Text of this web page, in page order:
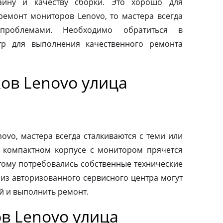
мониторов Lenovo, то мастера всегда
Необходимо обратиться в
для выполнения качественного ремонта
Lenovo улица
мастера всегда сталкиваются с теми или
корпусе с монитором прячется
потребовались собственные технические
авторизованного сервисного центра могут
и выполнить ремонт.
Lenovo улица